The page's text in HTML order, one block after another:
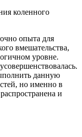
опыта для
вмешательства,
уровне.
данную
но именно в
и